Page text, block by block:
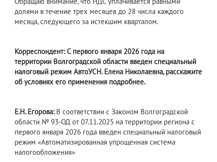
долями в течение трех месяцев до 28 числа каждого
месяца, следующего за истекшим кварталом.
Корреспондент: С первого января 2026 года на
территории Волгоградской области введен специальный
налоговый режим АвтоУСН. Елена Николаевна, расскажите
об условиях его применения подробнее.
Е.Н. Егорова: В соответствии с Законом Волгоградской
области № 93-ОД от 07.11.2025 на территории региона с
первого января 2026 года введен специальный налоговый
режим «Автоматизированная упрощенная система
налогообложения»